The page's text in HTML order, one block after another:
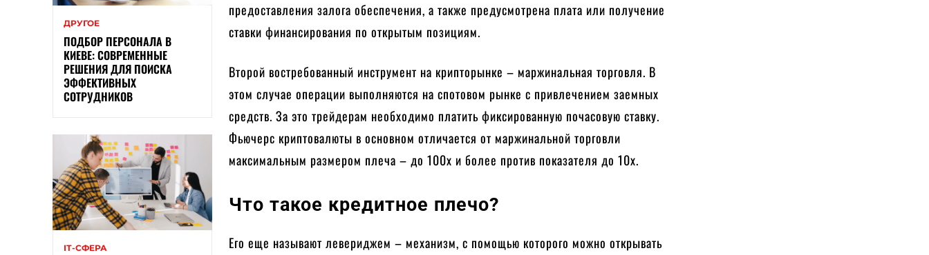
ДРУГОЕ
ПОДБОР ПЕРСОНАЛА В
КИЕВЕ: СОВРЕМЕННЫЕ
РЕШЕНИЯ ДЛЯ ПОИСКА
ЭФФЕКТИВНЫХ
СОТРУДНИКОВ
ІТ-СФЕРА
предоставления залога обеспечения, а также предусмотрена плата или получение
ставки финансирования по открытым позициям.
Второй востребованный инструмент на крипторынке – маржинальная торговля. В
этом случае операции выполняются на спотовом рынке с привлечением заемных
средств. За это трейдерам необходимо платить фиксированную почасовую ставку.
Фьючерс криптовалюты в основном отличается от маржинальной торговли
максимальным размером плеча – до 100х и более против показателя до 10х.
Что такое кредитное плечо?
Его еще называют левериджем – механизм, с помощью которого можно открывать